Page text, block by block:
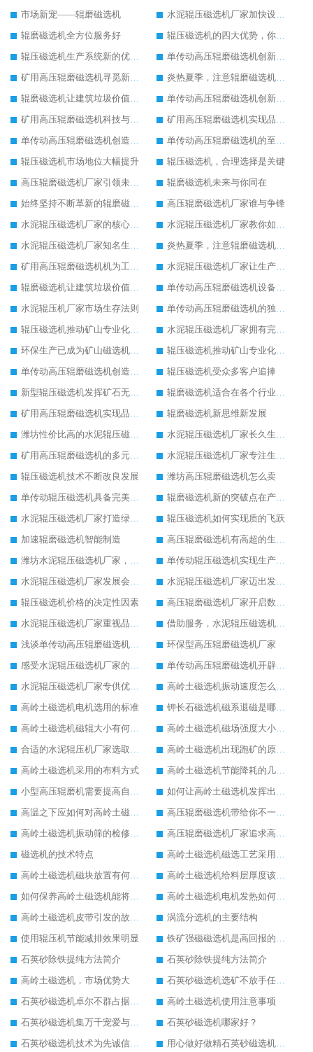
市场新宠——辊磨磁选机
水泥辊压磁选机厂家加快设备更新换代速度
辊磨磁选机全方位服务好
辊压磁选机的四大优势，你了解吗
辊压磁选机生产系统新的优化改造
单传动高压辊磨磁选机创新造就新发展
矿用高压辊磨磁选机寻觅新的发展途径
炎热夏季，注意辊磨磁选机的润滑油更换
辊磨磁选机让建筑垃圾价值升级
单传动高压辊磨磁选机创新造就新发展
矿用高压辊磨磁选机科技与品质同行
矿用高压辊磨磁选机实现品质革命生产
单传动高压辊磨磁选机创造更高价值
单传动高压辊磨磁选机的至高荣誉
辊压磁选机市场地位大幅提升
辊压磁选机，合理选择是关键
高压辊磨磁选机厂家引领未来发展
辊磨磁选机未来与你同在
始终坚持不断革新的辊磨磁选机
高压辊磨磁选机厂家谁与争锋
水泥辊压磁选机厂家的核心竞争力在于产品质量
水泥辊压磁选机厂家教你如何选择设备
水泥辊压磁选机厂家知名生产型企业
炎热夏季，注意辊磨磁选机的润滑油更换
矿用高压辊磨磁选机机为工业机械增光添彩
水泥辊压磁选机厂家让生产变得简单
辊磨磁选机让建筑垃圾价值升级
单传动高压辊磨磁选机设备特点
水泥辊压机厂家市场生存法则
单传动高压辊磨磁选机的独特之处
辊压磁选机推动矿山专业化发展
水泥辊压磁选机厂家拥有完善服务理念
环保生产已成为矿山磁选机机械的未来发展趋势
辊压磁选机推动矿山专业化发展
单传动高压辊磨磁选机创造更高价值
辊压磁选机受众多客户追捧
新型辊压磁选机发挥矿石无限潜力
辊磨磁选机适合在各个行业生产使用
矿用高压辊磨磁选机实现品质革命生产
辊磨磁选机新思维新发展
潍坊性价比高的水泥辊压磁选机厂家
水泥辊压磁选机厂家长久生存的关键
矿用高压辊磨磁选机的多元化发展道路
水泥辊压磁选机厂家专注生产国际领先设备
辊压磁选机技术不断改良发展
潍坊高压辊磨磁选机怎么卖
单传动辊压磁选机具备完美工作性能
辊磨磁选机新的突破点在产品质量
水泥辊压磁选机厂家打造绿色生产线
辊压磁选机如何实现质的飞跃
加速辊磨磁选机智能制造
高压辊磨磁选机有高超的生产技术
潍坊水泥辊压磁选机厂家，我们不一样
单传动辊压磁选机实现生产新思路改革
水泥辊压磁选机厂家发展会更好
水泥辊压磁选机厂家迈出发展新步伐
辊压磁选机价格的决定性因素
高压辊磨磁选机厂家开启数字转型生产
水泥辊压磁选机厂家重视品质发展
借助服务，水泥辊压磁选机厂家不断发展壮大
浅谈单传动高压辊磨磁选机节电工作
环保型高压辊磨磁选机厂家
感受水泥辊压磁选机厂家的品牌力量
单传动高压辊磨磁选机开辟新的发展思路
水泥辊压磁选机厂家专供优质好货
高岭土磁选机振动速度怎么调节
高岭土磁选机电机选用的标准
钾长石磁选机磁系退磁是哪些原因导致的
高岭土磁选机磁辊大小有何影响
高岭土磁选机磁场强度大小的选择
合适的水泥辊压机厂家选取重要
高岭土磁选机出现跑矿的原因有哪些
高岭土磁选机采用的布料方式
高岭土磁选机节能降耗的几方面要点
小型高压辊磨机需要提高自动化水平
如何让高岭土磁选机发挥出更大使用价值
高温之下应如何对高岭土磁选机进行保护
高压辊磨磁选机带给你不一样的生产意义
高岭土磁选机振动筛的检修内容
高压辊磨磁选机厂家追求高端生产
磁选机的技术特点
高岭土磁选机磁选工艺采用的分离方法
高岭土磁选机磁块放置有何要求
高岭土磁选机给料层厚度该如何调节
如何保养高岭土磁选机能将损耗尽可能降低
高岭土磁选机电机发热如何解决
高岭土磁选机皮带引发的故障有哪些
涡流分选机的主要结构
使用辊压机节能减排效果明显
铁矿强磁磁选机是高回报的项目
石英砂除铁提纯方法简介
石英砂除铁提纯方法简介
高岭土磁选机，市场优势大
石英砂磁选机选矿不放手任何一个
石英砂磁选机卓尔不群占据磁选行业一片天
高岭土磁选机使用注意事项
石英砂磁选机集万千宠爱与一身
石英砂磁选机哪家好？
石英砂磁选机技术为先诚信经营
用心做好做精石英砂磁选机塑造高端企业形象